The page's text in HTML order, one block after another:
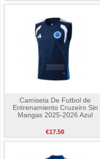
Camiseta De Futbol de
Entrenamiento Cruzeiro Sin
Mangas 2025-2026 Azul
€17.50